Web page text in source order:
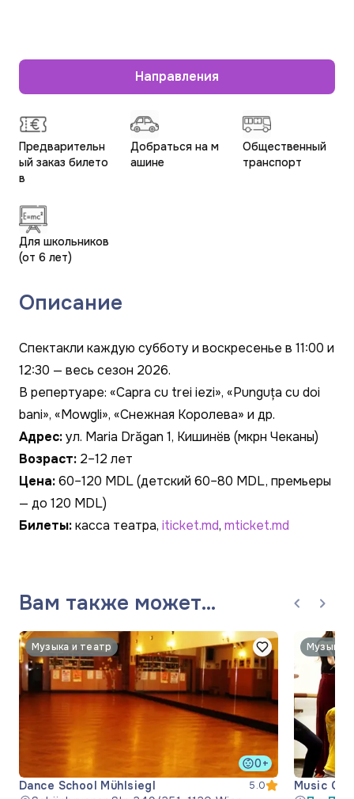
Предварительн
ый заказ билето
в
Добраться на м
ашине
Общественный
транспорт
Для школьников
(от 6 лет)
Описание
Спектакли каждую субботу и воскресенье в 11:00 и
12:30 — весь сезон 2026.
В репертуаре: «Capra cu trei iezi», «Punguța cu doi
bani», «Mowgli», «Снежная Королева» и др.
Адрес:ул. Maria Drăgan 1, Кишинёв (мкрн Чеканы)
Возраст: 2–12 лет
Цена:60–120 MDL (детский 60–80 MDL, премьеры
— до 120 MDL)
Билеты:касса театра, iticket.md, mticket.md
Направления
Вам также может
понравиться
Музыка и театр
0+
Dance School Mühlsiegl
5.0
Музыка
Music